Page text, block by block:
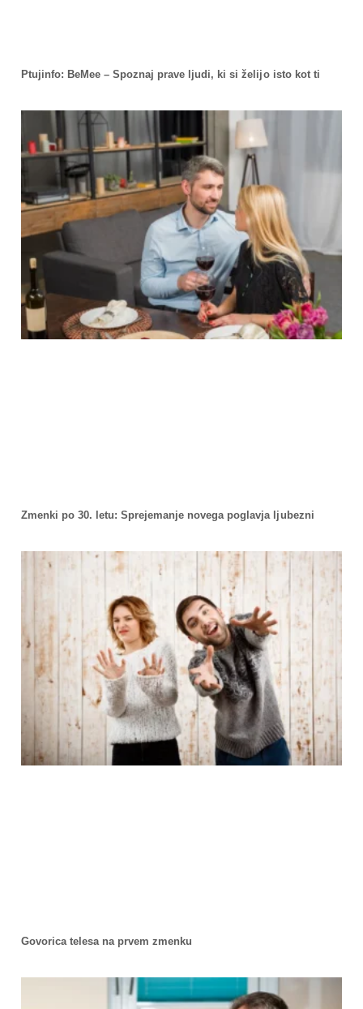
Ptujinfo: BeMee – Spoznaj prave ljudi, ki si želijo isto kot ti
Zmenki po 30. letu: Sprejemanje novega poglavja ljubezni
Govorica telesa na prvem zmenku